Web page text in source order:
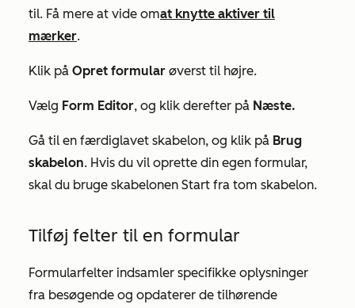
til. Få mere at vide omat knytte aktiver til
mærker.
Klik på Opret formular øverst til højre.
Vælg Form Editor, og klik derefter på Næste.
Gå til en færdiglavet skabelon, og klik på Brug
skabelon. Hvis du vil oprette din egen formular,
skal du bruge skabelonen Start fra tom skabelon.
Tilføj felter til en formular
Formularfelter indsamler specifikke oplysninger
fra besøgende og opdaterer de tilhørende